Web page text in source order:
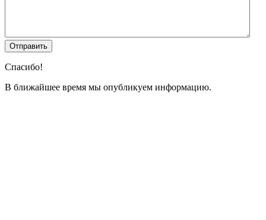
Спасибо!
В ближайшее время мы опубликуем информацию.